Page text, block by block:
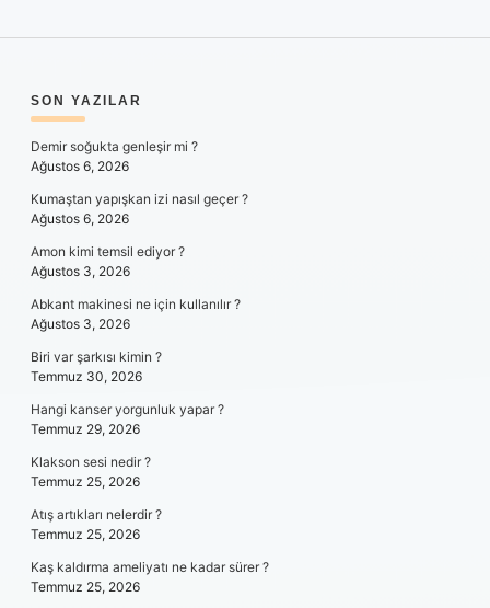
SIDEBAR
SON YAZILAR
Demir soğukta genleşir mi ?
Ağustos 6, 2026
Kumaştan yapışkan izi nasıl geçer ?
Ağustos 6, 2026
Amon kimi temsil ediyor ?
Ağustos 3, 2026
Abkant makinesi ne için kullanılır ?
Ağustos 3, 2026
Biri var şarkısı kimin ?
Temmuz 30, 2026
Hangi kanser yorgunluk yapar ?
Temmuz 29, 2026
Klakson sesi nedir ?
Temmuz 25, 2026
Atış artıkları nelerdir ?
Temmuz 25, 2026
Kaş kaldırma ameliyatı ne kadar sürer ?
Temmuz 25, 2026